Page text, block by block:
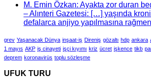
M. Emin Özkan: Ayakta zor duran
– Alınteri Gazetesi: […] yaşında
defalarca anjiyo yapılmasına rağmen
grev Yaşanacak Dünya inşaat-iş Direniş gözaltı hdp ankara
1 mayıs AKP iş cinayeti işçi kıyımı kriz ücret işkence tikb
deprem koronavirüs toplu sözleşme
UFUK TURU